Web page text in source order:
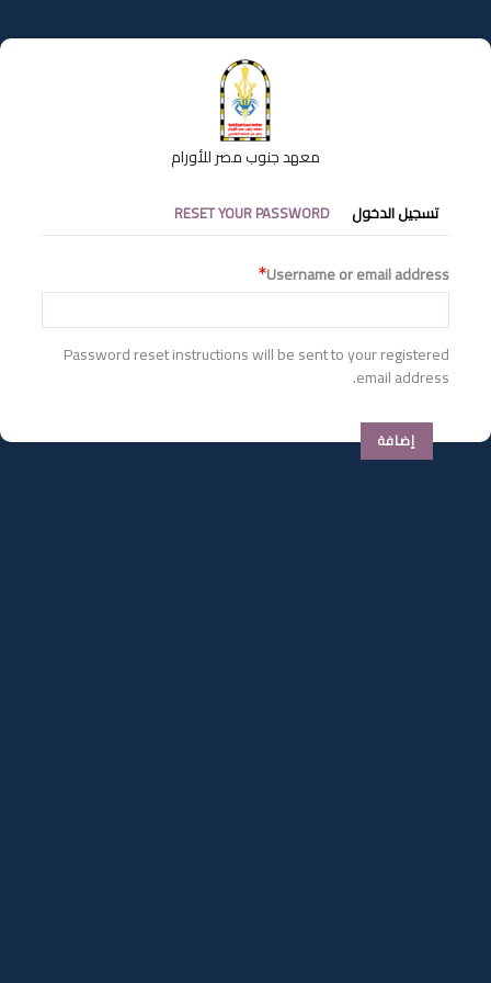
إلى
المحتوى
معهد جنوب مصر للأورام
التبويبات
الأساسية
تسجيل الدخول RESET YOUR PASSWORD
Username or email address
Password reset instructions will be sent to your registered
email address.